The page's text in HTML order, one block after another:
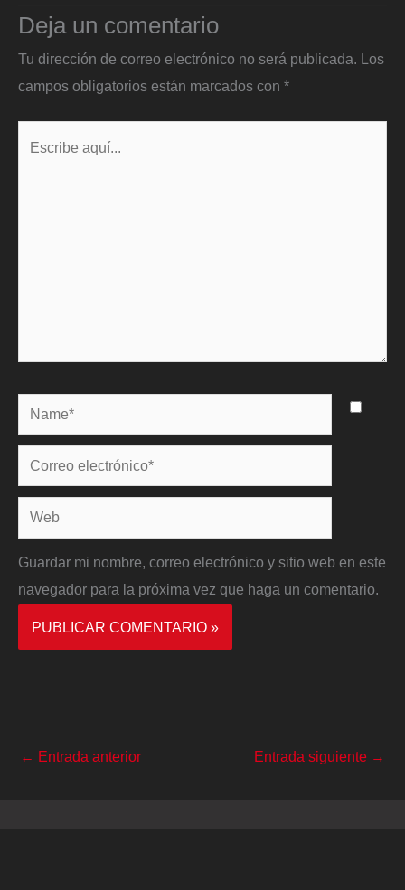
Deja un comentario
Tu dirección de correo electrónico no será publicada. Los
campos obligatorios están marcados con *
Name*
Correo
electrónico*
Web
Guardar mi nombre, correo electrónico y sitio web en este
navegador para la próxima vez que haga un comentario.
← Entrada anterior Entrada siguiente →